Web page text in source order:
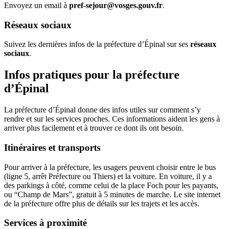
Envoyez un email à pref-sejour@vosges.gouv.fr.
Réseaux sociaux
Suivez les dernières infos de la préfecture d’Épinal sur ses réseaux
sociaux.
Infos pratiques pour la préfecture
d’Épinal
La préfecture d’Épinal donne des infos utiles sur comment s’y
rendre et sur les services proches. Ces informations aident les gens à
arriver plus facilement et à trouver ce dont ils ont besoin.
Itinéraires et transports
Pour arriver à la préfecture, les usagers peuvent choisir entre le bus
(ligne 5, arrêt Préfecture ou Thiers) et la voiture. En voiture, il y a
des parkings à côté, comme celui de la place Foch pour les payants,
ou “Champ de Mars”, gratuit à 5 minutes de marche. Le site internet
de la préfecture offre plus de détails sur les trajets et les accès.
Services à proximité